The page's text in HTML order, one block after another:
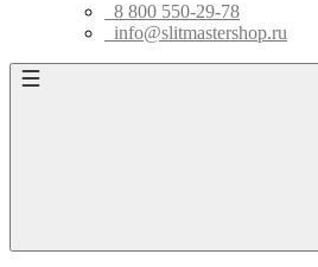
8 800 550-29-78
info@slitmastershop.ru